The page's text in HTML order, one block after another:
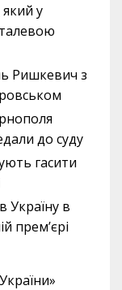
у
Ришкевич з
до суду
гасити
Україну в
прем’єрі